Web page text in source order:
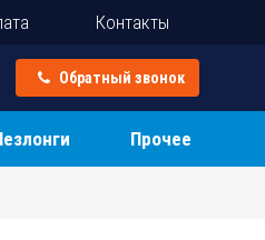
Контакты
Обратный звонок
Прочее